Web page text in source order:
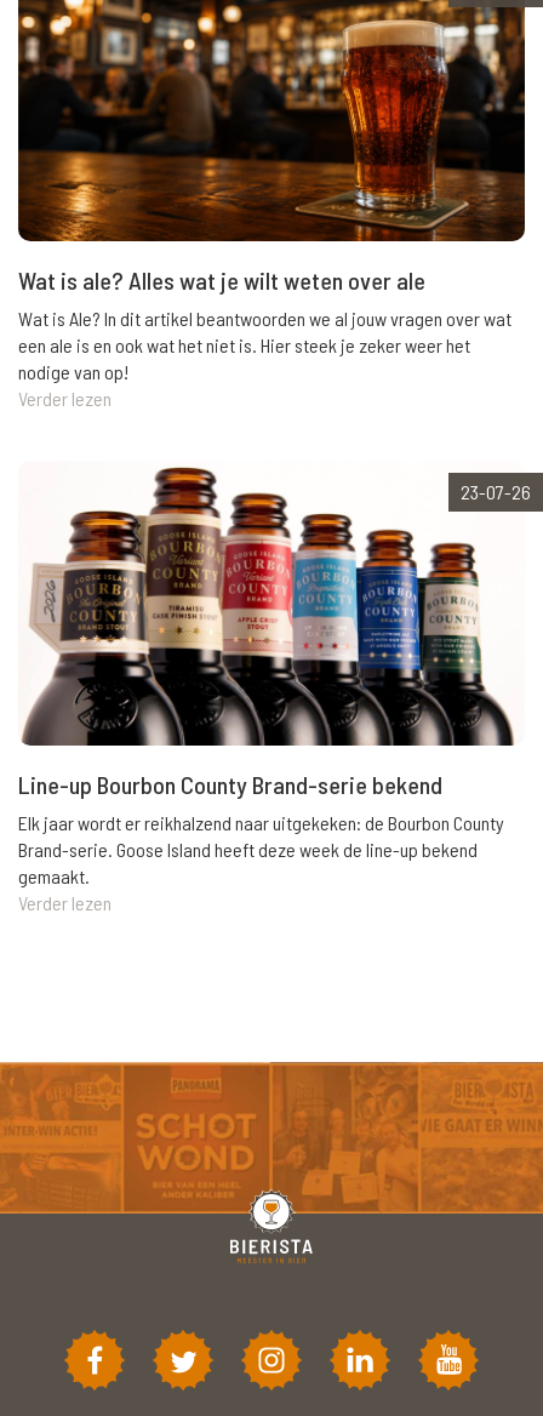
Wat is ale? Alles wat je wilt weten over ale
Wat is Ale? In dit artikel beantwoorden we al jouw vragen over wat
een ale is en ook wat het niet is. Hier steek je zeker weer het
nodige van op!
Verder lezen
23-07-26
Line-up Bourbon County Brand-serie bekend
Elk jaar wordt er reikhalzend naar uitgekeken: de Bourbon County
Brand-serie. Goose Island heeft deze week de line-up bekend
gemaakt.
Verder lezen